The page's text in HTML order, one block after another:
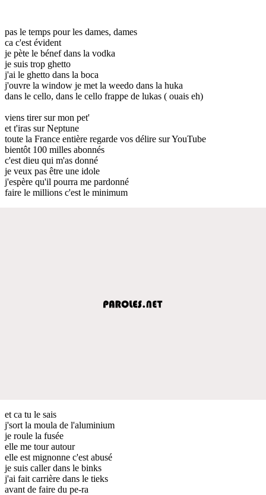
pas le temps pour les dames, dames
ca c'est évident
je pète le bénef dans la vodka
je suis trop ghetto
j'ai le ghetto dans la boca
j'ouvre la window je met la weedo dans la huka
dans le cello, dans le cello frappe de lukas ( ouais eh)
viens tirer sur mon pet'
et t'iras sur Neptune
toute la France entière regarde vos délire sur YouTube
bientôt 100 milles abonnés
c'est dieu qui m'as donné
je veux pas être une idole
j'espère qu'il pourra me pardonné
faire le millions c'est le minimum
et ca tu le sais
j'sort la moula de l'aluminium
je roule la fusée
elle me tour autour
elle est mignonne c'est abusé
je suis caller dans le binks
j'ai fait carrière dans le tieks
avant de faire du pe-ra